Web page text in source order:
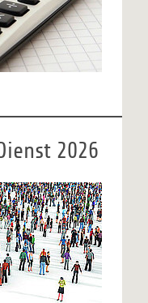
2026